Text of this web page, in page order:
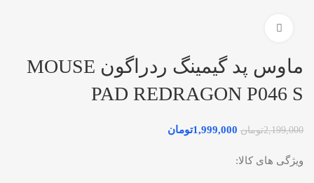
ماوس پد گیمینگ ردراگون MOUSE
PAD REDRAGON P046 S
2,199,000تومان 1,999,000تومان
ویژگی های کالا: